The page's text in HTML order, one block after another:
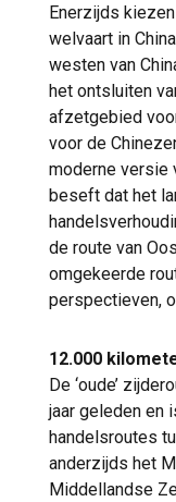
Enerzijds
welvaart in
westen van
het ontsluiten
afzetgebied
voor de
moderne versie
beseft dat het
de route van
omgekeerde
perspectieven,
12.000
De ‘oude’
jaar geleden en
handelsroutes
anderzijds het
Middellandse